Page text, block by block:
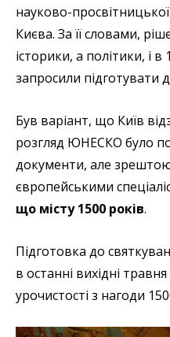
науково-
Києва. За її словами,
історики, а політики, і
запросили підготувати
Був варіант, що Київ
розгляд ЮНЕСКО було
документи, але
європейськими
що місту 1500 років.
Підготовка до
в останні вихідні
урочистості з нагоди